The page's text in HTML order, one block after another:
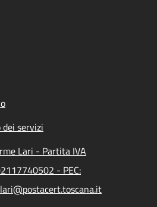
servizi
Lari - Partita IVA
- PEC: